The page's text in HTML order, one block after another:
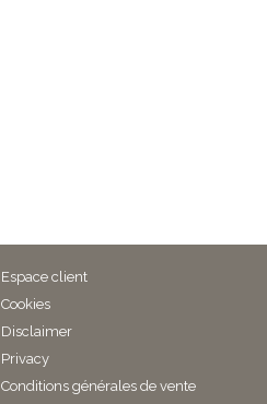
Espace client
Cookies
Disclaimer
Privacy
Conditions générales de vente